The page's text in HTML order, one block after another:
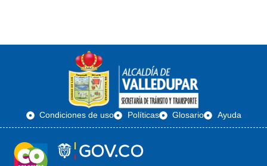
Condiciones de uso Políticas Glosario Ayuda